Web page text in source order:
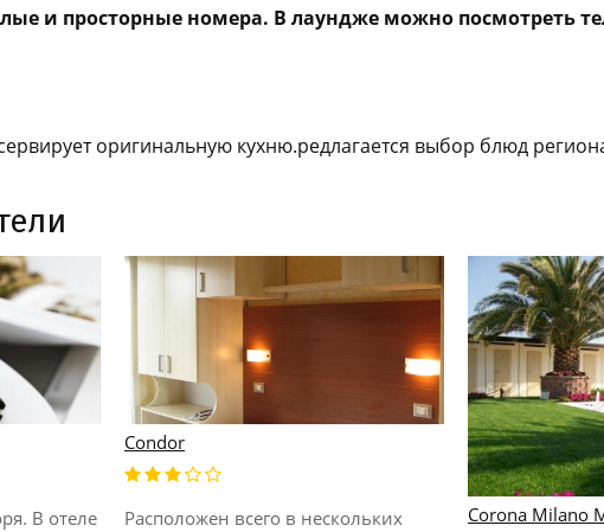
и просторные номера. В лаундже можно посмотреть
оригинальную кухню.редлагается выбор блюд
В отеле
Condor
Расположен всего в нескольких
Corona Milano